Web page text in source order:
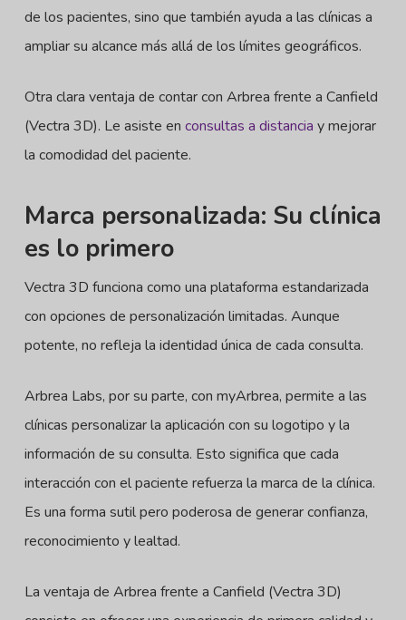
de los pacientes, sino que también ayuda a las clínicas a
ampliar su alcance más allá de los límites geográficos.
Otra clara ventaja de contar con Arbrea frente a Canfield
(Vectra 3D). Le asiste en consultas a distancia y mejorar
la comodidad del paciente.
Marca personalizada: Su clínica
es lo primero
Vectra 3D funciona como una plataforma estandarizada
con opciones de personalización limitadas. Aunque
potente, no refleja la identidad única de cada consulta.
Arbrea Labs, por su parte, con myArbrea, permite a las
clínicas personalizar la aplicación con su logotipo y la
información de su consulta. Esto significa que cada
interacción con el paciente refuerza la marca de la clínica.
Es una forma sutil pero poderosa de generar confianza,
reconocimiento y lealtad.
La ventaja de Arbrea frente a Canfield (Vectra 3D)